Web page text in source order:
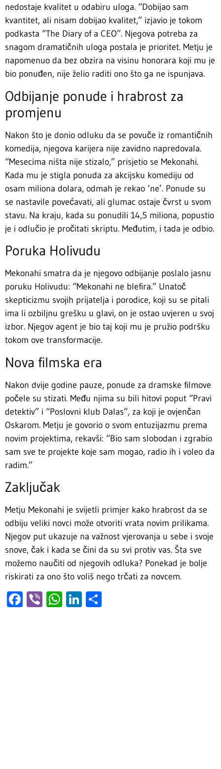
nedostaje kvalitet u odabiru uloga. “Dobijao sam
kvantitet, ali nisam dobijao kvalitet,” izjavio je tokom
podkasta “The Diary of a CEO”. Njegova potreba za
snagom dramatičnih uloga postala je prioritet. Metju je
napomenuo da bez obzira na visinu honorara koji mu je
bio ponuđen, nije želio raditi ono što ga ne ispunjava.
Odbijanje ponude i hrabrost za
promjenu
Nakon što je donio odluku da se povuče iz romantičnih
komedija, njegova karijera nije zavidno napredovala.
“Mesecima ništa nije stizalo,” prisjetio se Mekonahi.
Kada mu je stigla ponuda za akcijsku komediju od
osam miliona dolara, odmah je rekao ‘ne’. Ponude su
se nastavile povećavati, ali glumac ostaje čvrst u svom
stavu. Na kraju, kada su ponudili 14,5 miliona, popustio
je i odlučio je pročitati skriptu. Međutim, i tada je odbio.
Poruka Holivudu
Mekonahi smatra da je njegovo odbijanje poslalo jasnu
poruku Holivudu: “Mekonahi ne blefira.” Unatoč
skepticizmu svojih prijatelja i porodice, koji su se pitali
ima li ozbiljnu grešku u glavi, on je ostao uvjeren u svoj
izbor. Njegov agent je bio taj koji mu je pružio podršku
tokom ove transformacije.
Nova filmska era
Nakon dvije godine pauze, ponude za dramske filmove
počele su stizati. Među njima su bili hitovi poput “Pravi
detektiv” i “Poslovni klub Dalas”, za koji je ovjenčan
Oskarom. Metju je govorio o svom entuzijazmu prema
novim projektima, rekavši: “Bio sam slobodan i zgrabio
sam sve te projekte koje sam mogao, radio ih i voleo da
radim.”
Zaključak
Metju Mekonahi je svijetli primjer kako hrabrost da se
odbiju veliki novci može otvoriti vrata novim prilikama.
Njegov put ukazuje na važnost vjerovanja u sebe i svoje
snove, čak i kada se čini da su svi protiv vas. Šta sve
možemo naučiti od njegovih odluka? Ponekad je bolje
riskirati za ono što voliš nego trčati za novcem.
Facebook
ViberWhatsApp
LinkedIn